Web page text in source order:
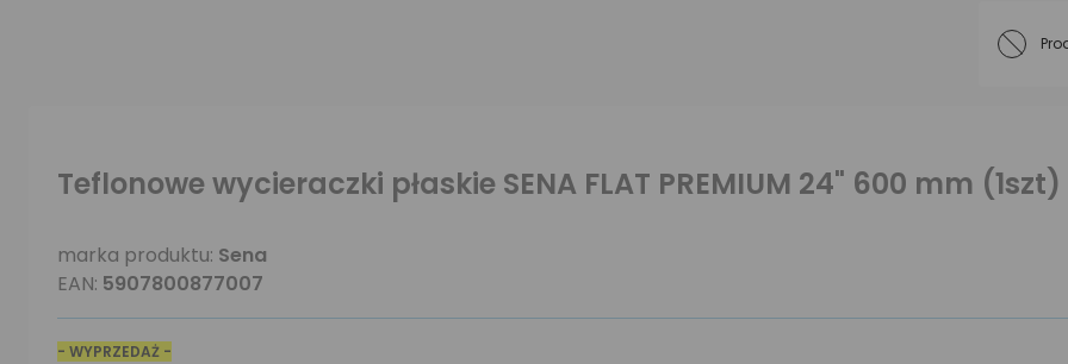
Teflonowe wycieraczki płaskie SENA FLAT PREMIUM 24" 600 mm (1szt)
marka produktu: Sena
EAN: 5907800877007
- WYPRZEDAŻ -